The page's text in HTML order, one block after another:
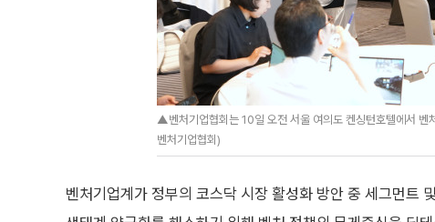
▲벤처기업협회는 10일 오전 서울 여의도 켄싱턴호텔에서 벤
벤처기업협회)
벤처기업계가 정부의 코스닥 시장 활성화 방안 중 세그먼트